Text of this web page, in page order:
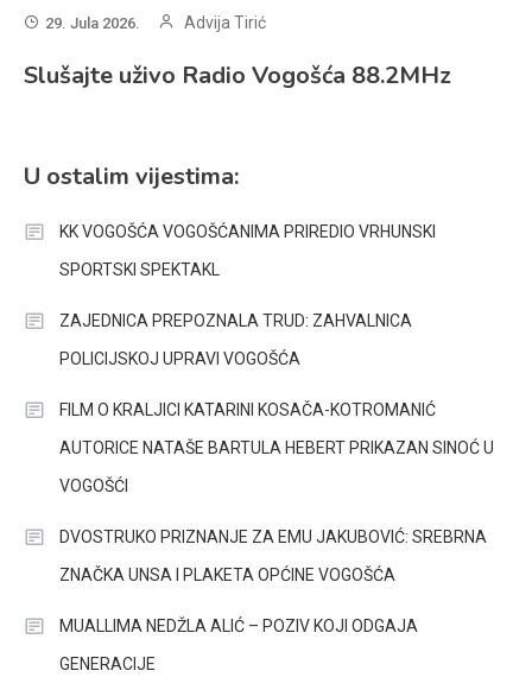
29. Jula 2026. Advija Tirić
Slušajte uživo Radio Vogošća 88.2MHz
U ostalim vijestima:
KK VOGOŠĆA VOGOŠĆANIMA PRIREDIO VRHUNSKI
SPORTSKI SPEKTAKL
ZAJEDNICA PREPOZNALA TRUD: ZAHVALNICA
POLICIJSKOJ UPRAVI VOGOŠĆA
FILM O KRALJICI KATARINI KOSAČA-KOTROMANIĆ
AUTORICE NATAŠE BARTULA HEBERT PRIKAZAN SINOĆ U
VOGOŠĆI
DVOSTRUKO PRIZNANJE ZA EMU JAKUBOVIĆ: SREBRNA
ZNAČKA UNSA I PLAKETA OPĆINE VOGOŠĆA
MUALLIMA NEDŽLA ALIĆ – POZIV KOJI ODGAJA
GENERACIJE